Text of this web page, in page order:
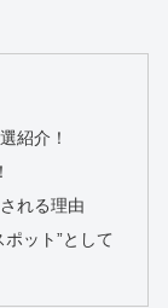
紹介！
れる理由
ット”として